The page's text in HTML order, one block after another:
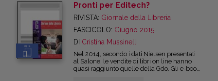
del progetto Tisp – e il campus
EmprendeLibro #4RTSE, dedicato alle
digital
Pronti per Editech?
RIVISTA: Giornale della Libreria
FASCICOLO: Giugno 2015
DI Cristina Mussinelli
Nel 2014, secondo i dati Nielsen presentati
al Salone, le vendite di libri on line hanno
quasi raggiunto quelle della Gdo. Gli e-book